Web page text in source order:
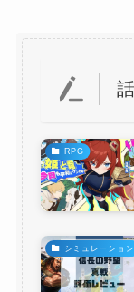
RPG
シミュレーション